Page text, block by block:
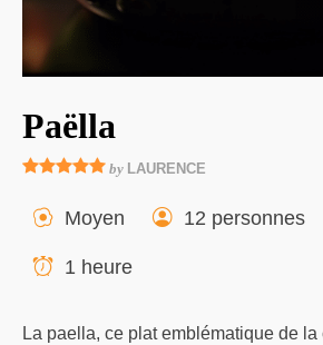
Paëlla
by LAURENCE
Moyen 12 personnes
1 heure
La paella, ce plat emblématique de